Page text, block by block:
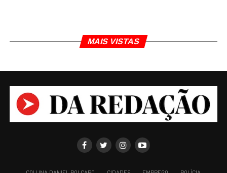
MAIS VISTAS